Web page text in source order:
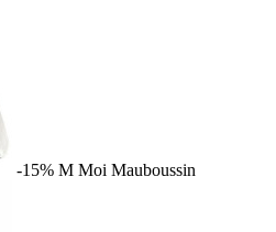
-15% M Moi Mauboussin